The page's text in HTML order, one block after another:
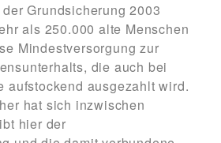
Grundsicherung 2003
als 250.000 alte Menschen
Mindestversorgung zur
die auch bei
aufstockend ausgezahlt wird.
hat sich inzwischen
hier der